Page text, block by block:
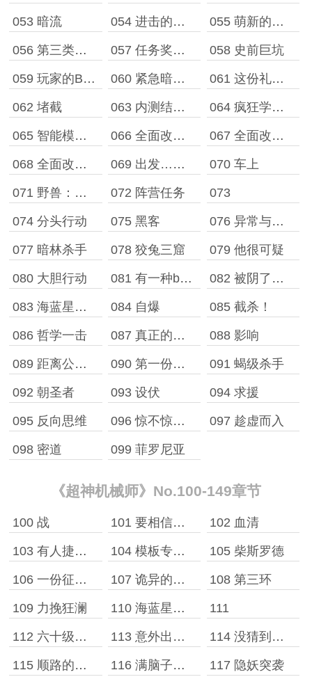
053 暗流 054 进击的内测 055 萌新的第一天
056 第三类接触 057 任务奖励额度 058 史前巨坑
059 玩家的B级任务 060 紧急暗杀！ 061 这份礼物，我收下了
062 堵截 063 内测结束，目标确定 064 疯狂学习！
065 智能模拟光学面具 066 全面改装［一］ 067 全面改装［二］
068 全面改装［三］ 069 出发……之前 070 车上
071 野兽：我TM强爆 072 阵营任务 073
074 分头行动 075 黑客 076 异常与狙杀
077 暗林杀手 078 狡兔三窟 079 他很可疑
080 大胆行动 081 有一种bug叫吉格斯 082 被阴了一手
083 海蓝星的超能者层次 084 自爆 085 截杀！
086 哲学一击 087 真正的计划！ 088 影响
089 距离公厕还有……三个月 090 第一份委托 091 蝎级杀手
092 朝圣者 093 设伏 094 求援
095 反向思维 096 惊不惊喜？意不意外？ 097 趁虚而入
098 密道 099 菲罗尼亚
《超神机械师》No.100-149章节
100 战 101 要相信科学 102 血清
103 有人捷足先登 104 模板专长——强韧生命！ 105 柴斯罗德
106 一份征召令，二代游骑兵 107 诡异的保护任务 108 第三环
109 力挽狂澜 110 海蓝星的主角 111
112 六十级人物 113 意外出现的十三局 114 没猜到的隐藏要求
115 顺路的奖池任务 116 满脑子都是骚操作 117 隐妖突袭